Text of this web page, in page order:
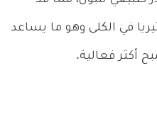
في الكلى وهو ما يساعد
أكثر فعالية.